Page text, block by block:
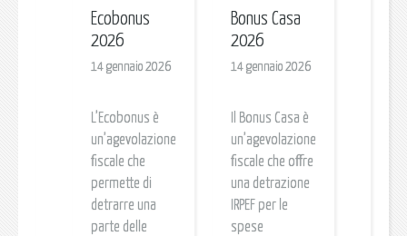
Ecobonus
2026
14 gennaio 2026
L’Ecobonus è
un’agevolazione
fiscale che
permette di
detrarre una
parte delle
Bonus Casa
2026
14 gennaio 2026
Il Bonus Casa è
un’agevolazione
fiscale che offre
una detrazione
IRPEF per le
spese